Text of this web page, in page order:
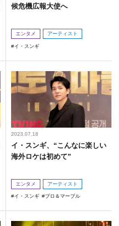
候危機広報大使へ
エンタメ アーティスト
イ・スンギ
2023.07.18
イ・スンギ、“こんなに楽しい
海外ロケは初めて”
エンタメ アーティスト
イ・スンギ ブロ＆マーブル